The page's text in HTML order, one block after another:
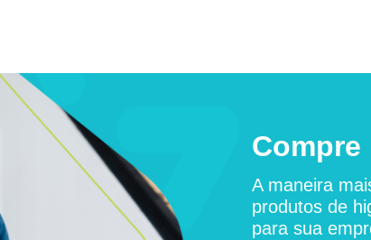
Compre
A maneira
produtos de
para sua